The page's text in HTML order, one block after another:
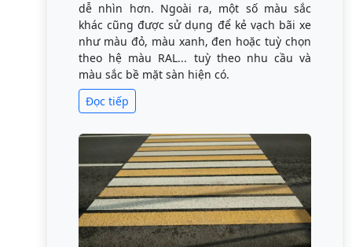
dễ nhìn hơn. Ngoài ra, một số màu sắc
khác cũng được sử dụng để kẻ vạch bãi xe
như màu đỏ, màu xanh, đen hoặc tuỳ chọn
theo hệ màu RAL... tuỳ theo nhu cầu và
màu sắc bề mặt sàn hiện có.
Đọc tiếp